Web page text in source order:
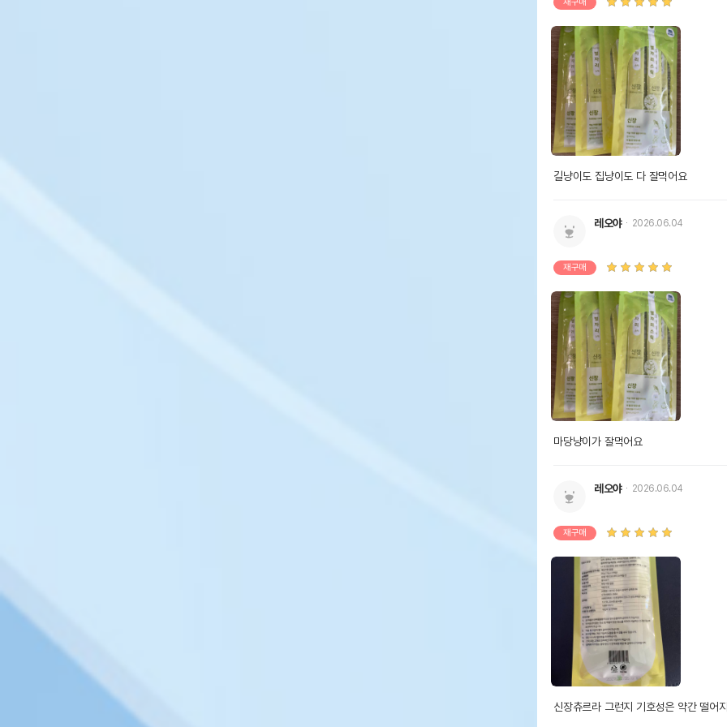
길냥이도 집냥이도 다 잘먹어요
레오야 2026.06.04
재구매
마당냥이가 잘먹어요
레오야 2026.06.04
재구매
신장츄르라 그런지 기호성은 약간 떨어